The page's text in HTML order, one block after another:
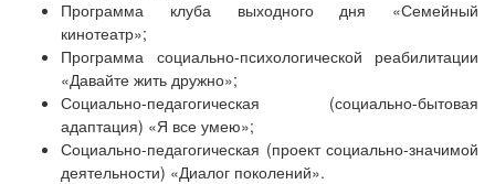
Программа клуба выходного дня «Семейный
кинотеатр»;
Программа социально-психологической реабилитации
«Давайте жить дружно»;
Социально-педагогическая (социально-бытовая
адаптация) «Я все умею»;
Социально-педагогическая (проект социально-значимой
деятельности) «Диалог поколений».